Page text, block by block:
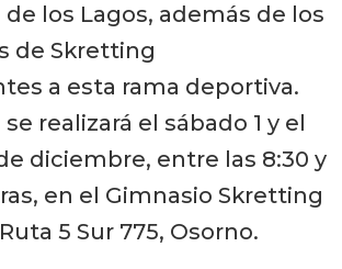
los Lagos, además de los
de Skretting
a esta rama deportiva.
realizará el sábado 1 y el
diciembre, entre las 8:30 y
en el Gimnasio Skretting
5 Sur 775, Osorno.